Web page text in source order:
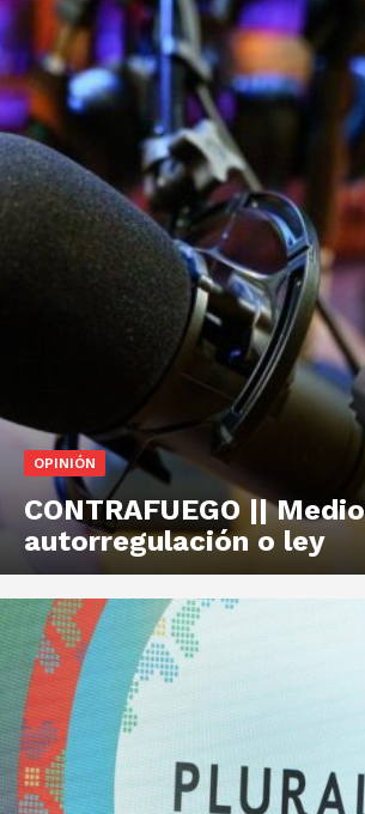
OPINIÓN
CONTRAFUEGO ||
autorregulación o ley